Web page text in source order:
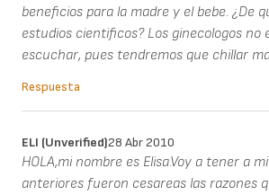
beneficios para la madre y el bebe. ¿De
estudios cientificos? Los ginecologos no
escuchar, pues tendremos que chillar
Respuesta
ELI (unverified)28 Abr 2010
HOLA,mi nombre es Elisa.Voy a tener a
anteriores fueron cesareas las razones